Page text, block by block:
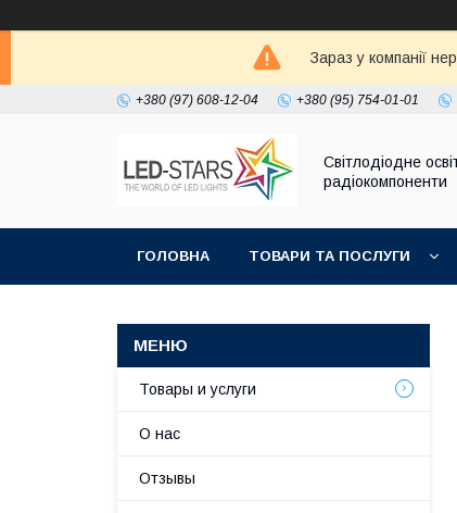
Зараз у компанії
+380 (97) 608-12-04 +380 (95) 754-01-01
Світлодіодне
радіокомпоненти
ГОЛОВНА ТОВАРИ ТА ПОСЛУГИ
Товары и услуги
О нас
Отзывы